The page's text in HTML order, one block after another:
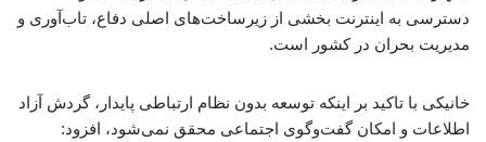
دسترسی به اینترنت بخشی از زیرساخت‌های اصلی دفاع، تاب‌آوری و
مدیریت بحران در کشور است.
خانیکی با تاکید بر اینکه توسعه بدون نظام ارتباطی پایدار، گردش آزاد
اطلاعات و امکان گفت‌وگوی اجتماعی محقق نمی‌شود، افزود: